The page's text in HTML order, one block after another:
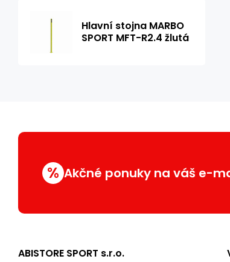
Hlavní stojna MARBO
SPORT MFT-R2.4 žlutá
% Akčné ponuky na váš e-
ABISTORE SPORT s.r.o.